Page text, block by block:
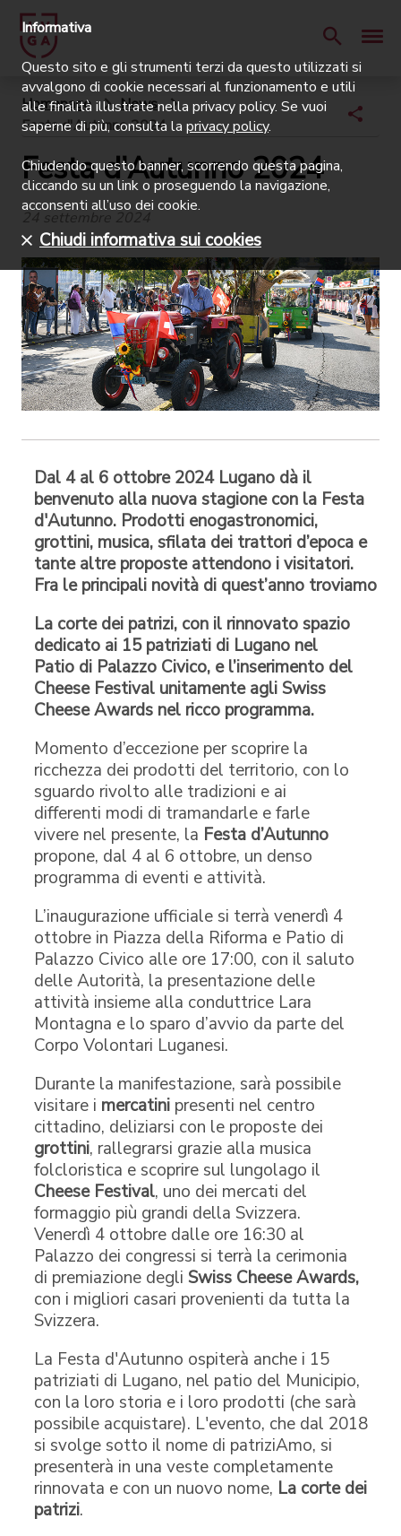
Homepage
News
Festa d'Autunno 2024
Festa d'Autunno 2024
24 settembre 2024
Dal 4 al 6 ottobre 2024 Lugano dà il
benvenuto alla nuova stagione con la Festa
d'Autunno. Prodotti enogastronomici,
grottini, musica, sfilata dei trattori d’epoca e
tante altre proposte attendono i visitatori.
Fra le principali novità di quest’anno troviamo
La corte dei patrizi, con il rinnovato spazio
dedicato ai 15 patriziati di Lugano nel
Patio di Palazzo Civico, e l’inserimento del
Cheese Festival unitamente agli Swiss
Cheese Awards nel ricco programma.
Momento d’eccezione per scoprire la
ricchezza dei prodotti del territorio, con lo
sguardo rivolto alle tradizioni e ai
differenti modi di tramandarle e farle
vivere nel presente, la Festa d’Autunno
propone, dal 4 al 6 ottobre, un denso
programma di eventi e attività.
L’inaugurazione ufficiale si terrà venerdì 4
ottobre in Piazza della Riforma e Patio di
Palazzo Civico alle ore 17:00, con il saluto
delle Autorità, la presentazione delle
attività insieme alla conduttrice Lara
Montagna e lo sparo d’avvio da parte del
Corpo Volontari Luganesi.
Durante la manifestazione, sarà possibile
visitare i mercatini presenti nel centro
cittadino, deliziarsi con le proposte dei
grottini, rallegrarsi grazie alla musica
folcloristica e scoprire sul lungolago il
Cheese Festival, uno dei mercati del
formaggio più grandi della Svizzera.
Venerdì 4 ottobre dalle ore 16:30 al
Palazzo dei congressi si terrà la cerimonia
di premiazione degli Swiss Cheese Awards,
con i migliori casari provenienti da tutta la
Svizzera.
La Festa d'Autunno ospiterà anche i 15
patriziati di Lugano, nel patio del Municipio,
con la loro storia e i loro prodotti (che sarà
possibile acquistare). L'evento, che dal 2018
si svolge sotto il nome di patriziAmo, si
presenterà in una veste completamente
rinnovata e con un nuovo nome, La corte dei
patrizi.
Informativa
Questo sito e gli strumenti terzi da questo utilizzati si
avvalgono di cookie necessari al funzionamento e utili
alle finalità illustrate nella privacy policy. Se vuoi
saperne di più, consulta la privacy policy.
Chiudendo questo banner, scorrendo questa pagina,
cliccando su un link o proseguendo la navigazione,
acconsenti all’uso dei cookie.
Chiudi informativa sui cookies